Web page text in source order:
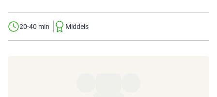
20-40 min Middels